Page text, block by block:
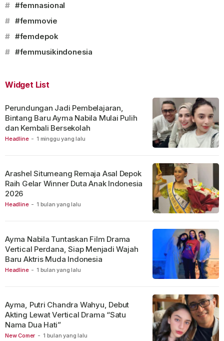
# #femnasional
# #femmovie
# #femdepok
# #femmusikindonesia
Widget List
Headline - 1 minggu yang lalu
Perundungan Jadi Pembelajaran,
Bintang Baru Ayma Nabila Mulai Pulih
dan Kembali Bersekolah
Headline - 1 bulan yang lalu
Arashel Situmeang Remaja Asal Depok
Raih Gelar Winner Duta Anak Indonesia
2026
Headline - 1 bulan yang lalu
Ayma Nabila Tuntaskan Film Drama
Vertical Perdana, Siap Menjadi Wajah
Baru Aktris Muda Indonesia
New Comer - 1 bulan yang lalu
Ayma, Putri Chandra Wahyu, Debut
Akting Lewat Vertical Drama “Satu
Nama Dua Hati”